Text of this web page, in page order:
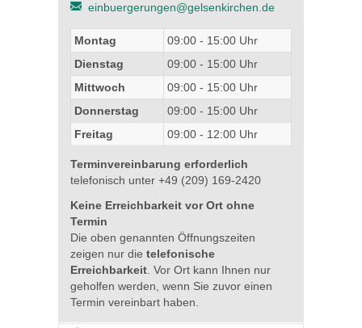
einbuergerungen@gelsenkirchen.de
Montag
09:00 - 15:00 Uhr
Dienstag
09:00 - 15:00 Uhr
Mittwoch
09:00 - 15:00 Uhr
Donnerstag
09:00 - 15:00 Uhr
Freitag
09:00 - 12:00 Uhr
Terminvereinbarung erforderlich
telefonisch unter +49 (209) 169-2420
Keine Erreichbarkeit vor Ort ohne
Termin
Die oben genannten Öffnungszeiten
zeigen nur die telefonische
Erreichbarkeit . Vor Ort kann Ihnen nur
geholfen werden, wenn Sie zuvor einen
Termin vereinbart haben.